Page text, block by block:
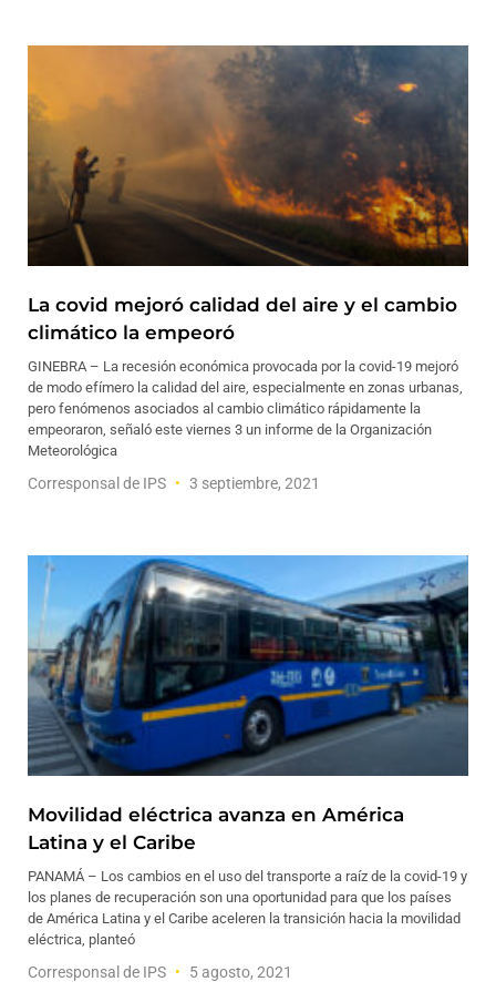
La covid mejoró calidad del aire y el cambio
climático la empeoró
GINEBRA – La recesión económica provocada por la covid-19 mejoró
de modo efímero la calidad del aire, especialmente en zonas urbanas,
pero fenómenos asociados al cambio climático rápidamente la
empeoraron, señaló este viernes 3 un informe de la Organización
Meteorológica
Corresponsal de IPS 3 septiembre, 2021
Movilidad eléctrica avanza en América
Latina y el Caribe
PANAMÁ – Los cambios en el uso del transporte a raíz de la covid-19 y
los planes de recuperación son una oportunidad para que los países
de América Latina y el Caribe aceleren la transición hacia la movilidad
eléctrica, planteó
Corresponsal de IPS 5 agosto, 2021